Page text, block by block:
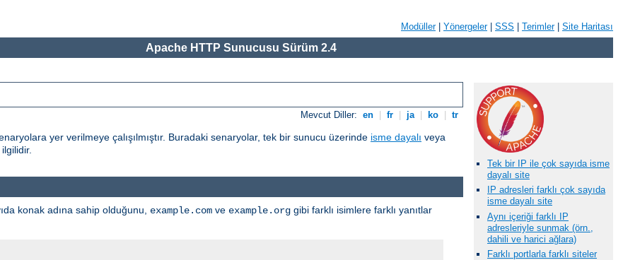
Modüller| Yönergeler| SSS Terimler| Site Haritası
Apache HTTP Sunucusu Sürüm 2.4
Mevcut Diller: en fr ja ko tr
yer verilmeye çalışılmıştır. Buradaki senaryolar, tek bir sunucu üzerinde isme dayalı veya
Tek bir IP ile çok sayıda isme
dayalı site
IP adresleri farklı çok sayıda
isme dayalı site
Aynı içeriği farklı IP
adresleriyle sunmak (örn.,
dahili ve harici ağlara)
Farklı portlarla farklı siteler
konak adına sahip olduğunu, example.com ve example.org gibi farklı isimlere farklı yanıtlar